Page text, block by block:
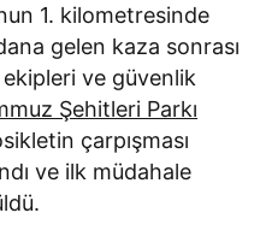
1. kilometresinde
gelen kaza sonrası
ekipleri ve güvenlik
Şehitleri Parkı
çarpışması
ve ilk müdahale